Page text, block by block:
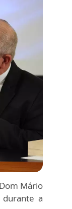
Mário
durante a